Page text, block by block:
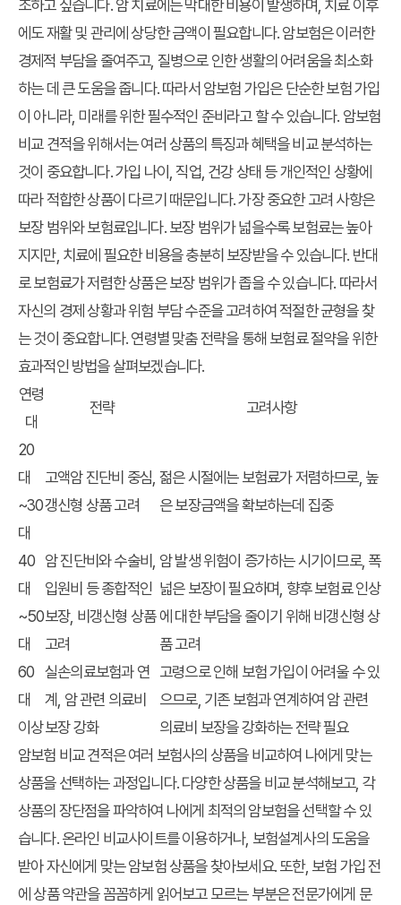
조하고 싶습니다. 암 치료에는 막대한 비용이 발생하며, 치료 이후
에도 재활 및 관리에 상당한 금액이 필요합니다. 암보험은 이러한
경제적 부담을 줄여주고, 질병으로 인한 생활의 어려움을 최소화
하는 데 큰 도움을 줍니다. 따라서 암보험 가입은 단순한 보험 가입
이 아니라, 미래를 위한 필수적인 준비라고 할 수 있습니다. 암보험
비교 견적을 위해서는 여러 상품의 특징과 혜택을 비교 분석하는
것이 중요합니다. 가입 나이, 직업, 건강 상태 등 개인적인 상황에
따라 적합한 상품이 다르기 때문입니다. 가장 중요한 고려 사항은
보장 범위와 보험료입니다. 보장 범위가 넓을수록 보험료는 높아
지지만, 치료에 필요한 비용을 충분히 보장받을 수 있습니다. 반대
로 보험료가 저렴한 상품은 보장 범위가 좁을 수 있습니다. 따라서
자신의 경제 상황과 위험 부담 수준을 고려하여 적절한 균형을 찾
는 것이 중요합니다. 연령별 맞춤 전략을 통해 보험료 절약을 위한
효과적인 방법을 살펴보겠습니다.
연령
대
전략 고려사항
20
대
~30
대
고액암 진단비 중심,
갱신형 상품 고려
젊은 시절에는 보험료가 저렴하므로, 높
은 보장금액을 확보하는데 집중
40
대
~50
대
암 진단비와 수술비,
입원비 등 종합적인
보장, 비갱신형 상품
고려
암 발생 위험이 증가하는 시기이므로, 폭
넓은 보장이 필요하며, 향후 보험료 인상
에 대한 부담을 줄이기 위해 비갱신형 상
품 고려
60
대
이상
실손의료보험과 연
계, 암 관련 의료비
보장 강화
고령으로 인해 보험 가입이 어려울 수 있
으므로, 기존 보험과 연계하여 암 관련
의료비 보장을 강화하는 전략 필요
암보험 비교 견적은 여러 보험사의 상품을 비교하여 나에게 맞는
상품을 선택하는 과정입니다. 다양한 상품을 비교 분석해보고, 각
상품의 장단점을 파악하여 나에게 최적의 암보험을 선택할 수 있
습니다. 온라인 비교사이트를 이용하거나, 보험설계사의 도움을
받아 자신에게 맞는 암보험 상품을 찾아보세요. 또한, 보험 가입 전
에 상품 약관을 꼼꼼하게 읽어보고 모르는 부분은 전문가에게 문